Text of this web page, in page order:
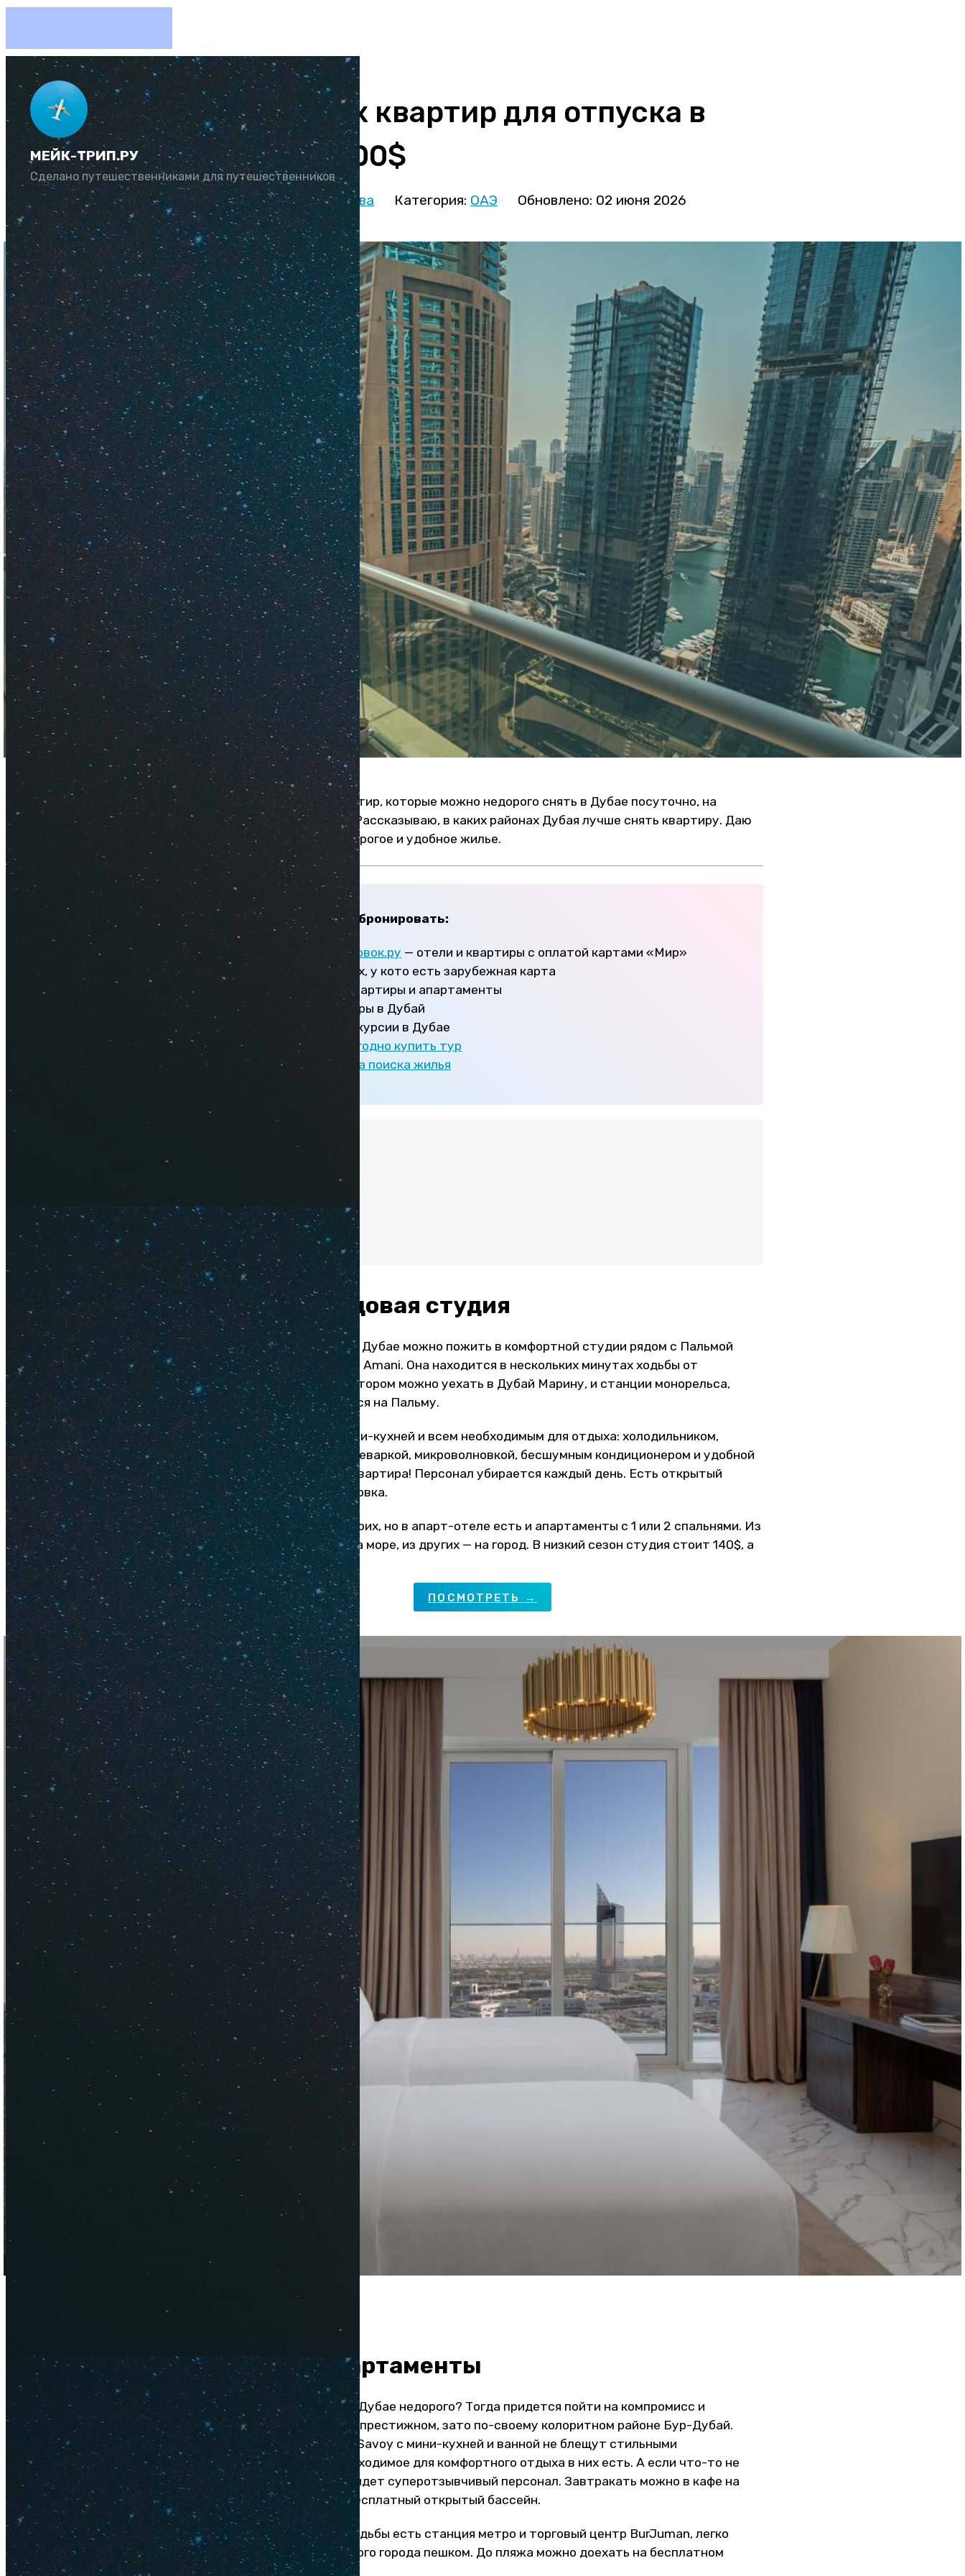
МЕЙК-ТРИП.РУ
Сделано путешественниками для путешественников
7 классных квартир для отпуска в
Дубае от 100$
Автор:Рената Мукминова Категория: ОАЭ Обновлено: 02 июня 2026
Выбрала 7 отличных квартир, которые можно недорого снять в Дубае посуточно, на
неделю или другой срок. Рассказываю, в каких районах Дубая лучше снять квартиру. Даю
советы, как выбрать недорогое и удобное жилье.
Где и как выгодно бронировать:
Островок.ру — отели и квартиры с оплатой картами «Мир»
— для тех, у кото есть зарубежная карта
— квартиры и апартаменты
Травелата
— туры в Дубай
Трипстер
— экскурсии в Дубае
20 способов выгодно купить тур
Главные правила поиска жилья
Лучшие районы
Как сэкономить
Красивая видовая студия
Относительно недорого в Дубае можно пожить в комфортной студии рядом с Пальмой
Джумейра, в апарт-отеле Amani. Она находится в нескольких минутах ходьбы от
остановки трамвая, на котором можно уехать в Дубай Марину, и станции монорельса,
откуда можно отправиться на Пальму.
Студия просторная, с мини-кухней и всем необходимым для отдыха: холодильником,
стиральной машиной, кофеваркой, микроволновкой, бесшумным кондиционером и удобной
кроватью. Полноценная квартира! Персонал убирается каждый день. Есть открытый
бассейн, ресторан и парковка.
Студия рассчитана на двоих, но в апарт-отеле есть и апартаменты с 1 или 2 спальнями. Из
одних открывается вид на море, из других — на город. В низкий сезон студия стоит 140$, а
в высокий — 260$.
ПОСМОТРЕТЬ →
Дешевые апартаменты
Хотите снять квартиру в Дубае недорого? Тогда придется пойти на компромисс и
остановиться в не самом престижном, зато по-своему колоритном районе Бур-Дубай.
Апартаменты комплекса Savoy с мини-кухней и ванной не блещут стильными
интерьерами, но все необходимое для комфортного отдыха в них есть. А если что-то не
так, на помощь всегда придет суперотзывчивый персонал. Завтракать можно в кафе на
первом этаже. Бонус — бесплатный открытый бассейн.
Примерно в 10 минутах ходьбы есть станция метро и торговый центр BurJuman, легко
дойти до чудесного Старого города пешком. До пляжа можно доехать на бесплатном
трансфере.